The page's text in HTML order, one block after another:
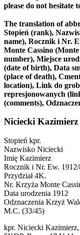
please do not hesitate
The translation of
Stopień (rank),
name), Rocznik i Nr.
Monte Cassino
number), Miejsce
(date of birth), Data
(place of death),
location), Link do
represjonowanych
(comments),
Niciecki Kazimierz
Stopień kpr.
Nazwisko Niciecki
Imię Kazimierz
Rocznik i Nr. Ew.
Przydział 4K.
Nr. Krzyża Monte
Data urodzenia 1912
Odznaczenia Krzyż
M.C. (33/45)
kpr. Niciecki